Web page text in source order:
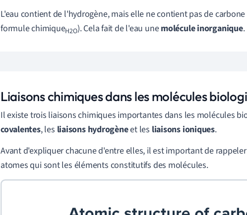
L'eau contient de l'hydrogène, mais elle ne contient pas de
formule chimiqueH2O). Cela fait de l'eau unemolécule inorganique.
Liaisons chimiques dans les molécules
Il existe trois liaisons chimiques importantes dans les molécules
covalentes, les liaisons hydrogèneet les liaisons ioniques.
Avant d'expliquer chacune d'entre elles, il est important de
atomes qui sont les éléments constitutifs des molécules.